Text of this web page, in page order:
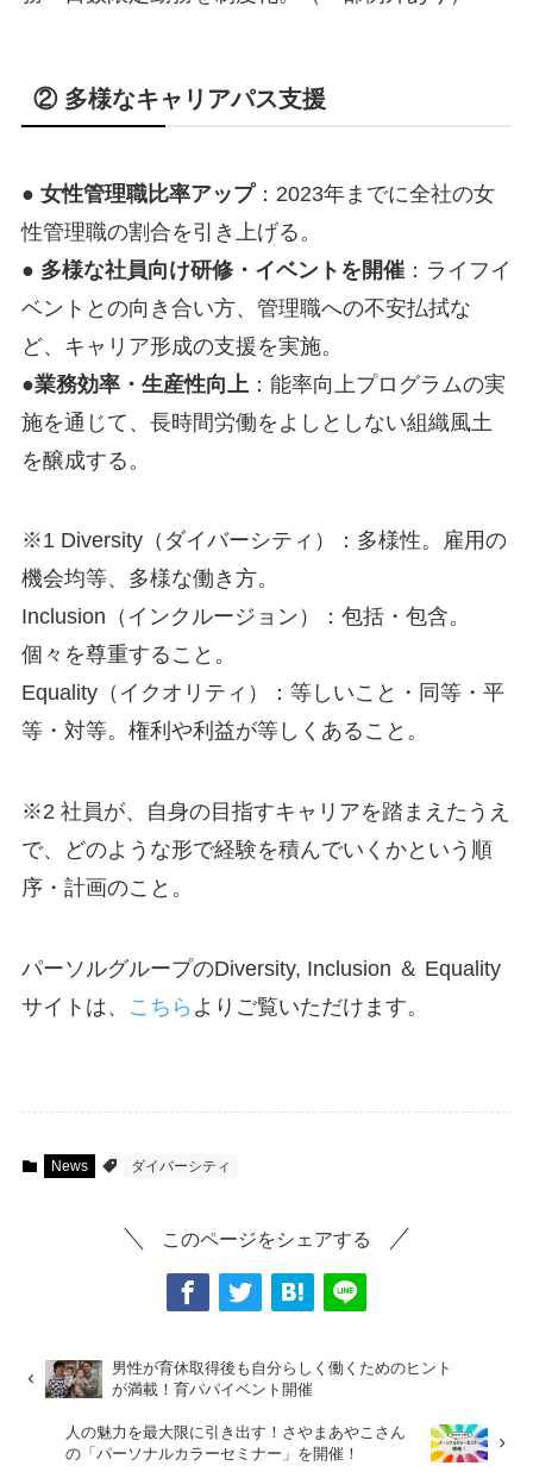
② 多様なキャリアパス支援
● 女性管理職比率アップ：2023年までに全社の女
性管理職の割合を引き上げる。
● 多様な社員向け研修・イベントを開催：ライフイ
ベントとの向き合い方、管理職への不安払拭な
ど、キャリア形成の支援を実施。
●業務効率・生産性向上 ：能率向上プログラムの実
施を通じて、長時間労働をよしとしない組織風土
を醸成する。
※1 Diversity（ダイバーシティ）：多様性。雇用の
機会均等、多様な働き方。
Inclusion（インクルージョン）：包括・包含。
個々を尊重すること。
Equality（イクオリティ）：等しいこと・同等・平
等・対等。権利や利益が等しくあること。
※2 社員が、自身の目指すキャリアを踏まえたうえ
で、どのような形で経験を積んでいくかという順
序・計画のこと。
パーソルグループのDiversity, Inclusion ＆ Equality
サイトは、
こちら よりご覧いただけます。
News ダイバーシティ
このページをシェアする
男性が育休取得後も自分らしく働くためのヒント
が満載！育パパイベント開催
人の魅力を最大限に引き出す！さやまあやこさん
の「パーソナルカラーセミナー」を開催！